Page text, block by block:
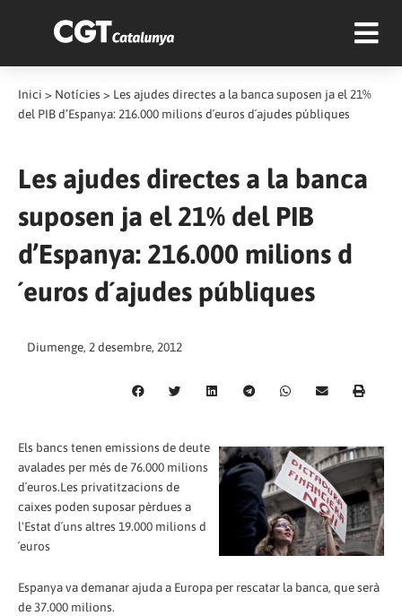
Inici > Notícies > Les ajudes directes a la banca suposen ja el 21%
del PIB d’Espanya: 216.000 milions d´euros d´ajudes públiques
Les ajudes directes a la banca
suposen ja el 21% del PIB
d’Espanya: 216.000 milions d
´euros d´ajudes públiques
Diumenge, 2 desembre, 2012
Els bancs tenen emissions de deute
avalades per més de 76.000 milions
d´euros.Les privatitzacions de
caixes poden suposar pèrdues a
l'Estat d´uns altres 19.000 milions d
´euros
Espanya va demanar ajuda a Europa per rescatar la banca, que serà
de 37.000 milions.